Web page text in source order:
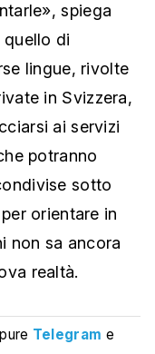
spiega
quello di
lingue, rivolte
in Svizzera,
ai servizi
potranno
sotto
orientare in
non sa ancora
realtà.
Telegram e